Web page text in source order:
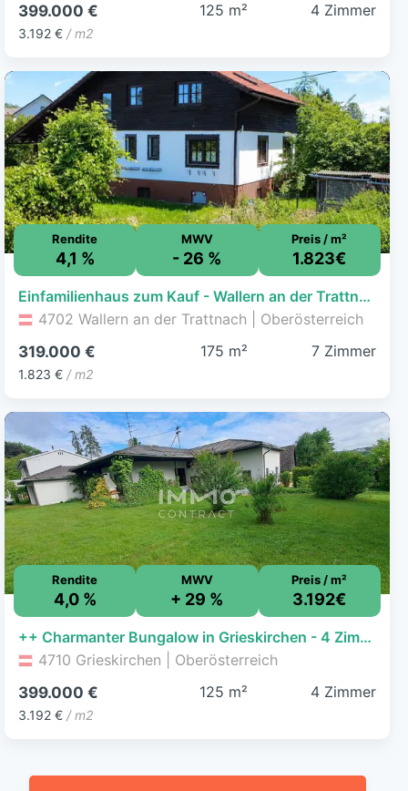
399.000 €
3.192 € / m2
125 m² 4 Zimmer
Rendite
4,1 %
MWV
- 26 %
Preis / m²
1.823€
Einfamilienhaus zum Kauf - Wallern an der Trattnach - 319.000 € - 7 Zimmer, 175 m², 1.086 m² Grundstück
4702 Wallern an der Trattnach | Oberösterreich
319.000 €
1.823 € / m2
175 m² 7 Zimmer
Rendite
4,0 %
MWV
+ 29 %
Preis / m²
3.192€
++ Charmanter Bungalow in Grieskirchen - 4 Zimmer, Terrasse, Garage, 125m² Wohnfläche ++
4710 Grieskirchen | Oberösterreich
399.000 €
3.192 € / m2
125 m² 4 Zimmer